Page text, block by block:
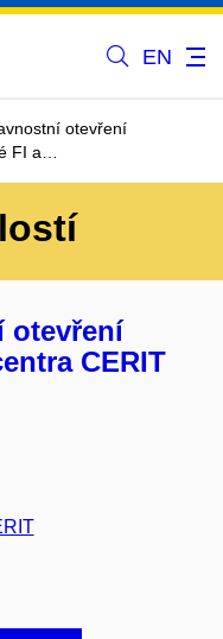
EN
otevření
FI a…
otevření
CERIT